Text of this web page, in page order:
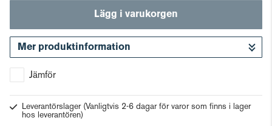
Lägg i varukorgen
Mer produktinformation
Jämför
Leverantörslager (Vanligtvis 2-6 dagar för varor som finns i lager
hos leverantören)